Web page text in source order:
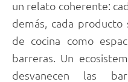
un relato coherente:
demás, cada
de cocina como
barreras. Un
desvanecen las